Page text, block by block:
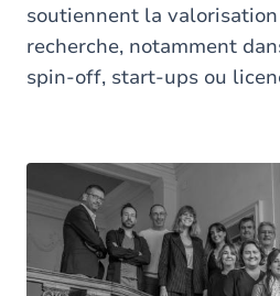
soutiennent la
recherche, notamment
spin-off, start-ups ou